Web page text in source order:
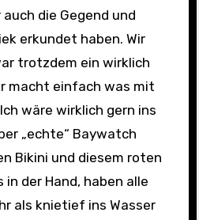
die Gegend und
erkundet haben. Wir
trotzdem ein wirklich
macht einfach was mit
wäre wirklich gern ins
„echte“ Baywatch
Bikini und diesem roten
der Hand, haben alle
als knietief ins Wasser